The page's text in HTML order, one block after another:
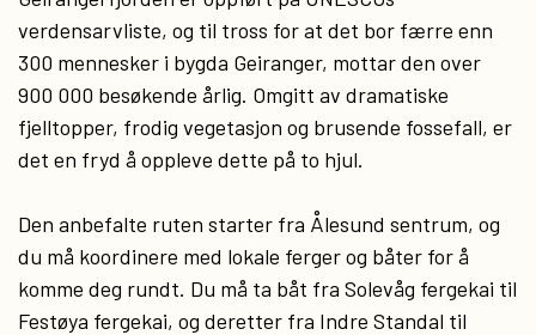
verdensarvliste, og til tross for at det bor færre enn
300 mennesker i bygda Geiranger, mottar den over
900 000 besøkende årlig. Omgitt av dramatiske
fjelltopper, frodig vegetasjon og brusende fossefall, er
det en fryd å oppleve dette på to hjul.
Den anbefalte ruten starter fra Ålesund sentrum, og
du må koordinere med lokale ferger og båter for å
komme deg rundt. Du må ta båt fra Solevåg fergekai til
Festøya fergekai, og deretter fra Indre Standal til